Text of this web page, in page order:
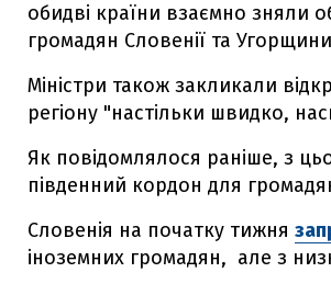
обидві країни взаємно зняли
громадян Словенії та
Міністри також закликали
регіону "настільки швидко,
Як повідомлялося раніше, з
південний кордон для
Словенія на початку тижня
іноземних громадян, але з